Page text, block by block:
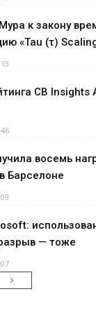
к закону
«Tau (τ)
CB Insights
восемь
Барселоне
— тоже